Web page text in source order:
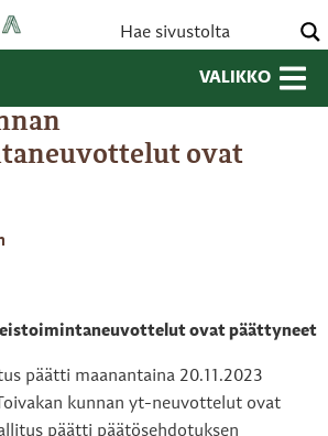
VALIKKO
ovat
ovat päättyneet
päätti maanantaina 20.11.2023
kunnan yt-neuvottelut ovat
päätti päätösehdotuksen